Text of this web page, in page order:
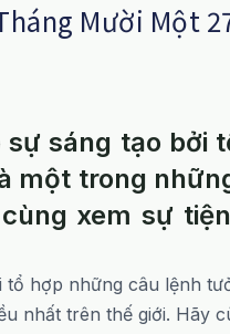
Mười Một
sáng tạo
một trong
xem sự
hợp những câu lệnh
nhất trên thế giới. Hãy